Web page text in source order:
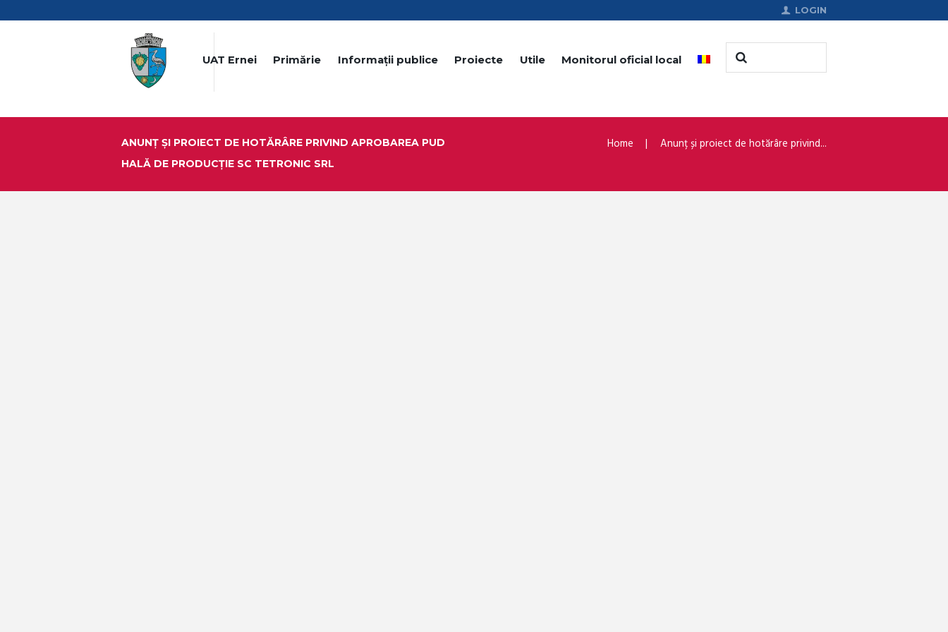
LOGIN
UAT Ernei Primărie Informații publice Proiecte Utile Monitorul oficial local
ANUNȚ ȘI PROIECT DE HOTĂRÂRE PRIVIND APROBAREA PUD
HALĂ DE PRODUCȚIE SC TETRONIC SRL
Home Anunț și proiect de hotărâre privind...